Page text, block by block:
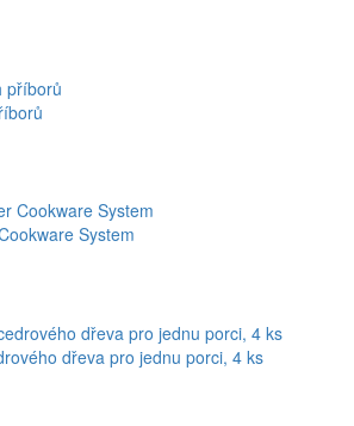
System
dřeva pro jednu porci, 4 ks